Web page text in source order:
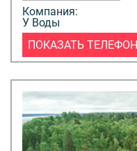
Компания:
У Воды
ПОКАЗАТЬ ТЕЛЕФОН